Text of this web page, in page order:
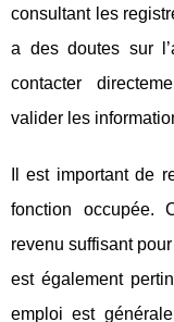
consultant les
a des doutes sur
contacter
valider les
Il est important de
fonction
revenu suffisant
est également
emploi est